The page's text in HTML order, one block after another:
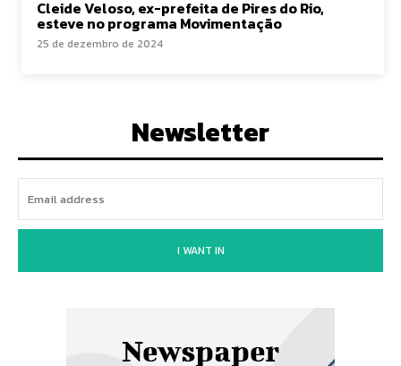
Cleide Veloso, ex-prefeita de Pires do Rio,
esteve no programa Movimentação
25 de dezembro de 2024
Newsletter
I WANT IN